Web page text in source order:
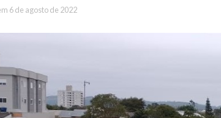
6 de agosto de 2022